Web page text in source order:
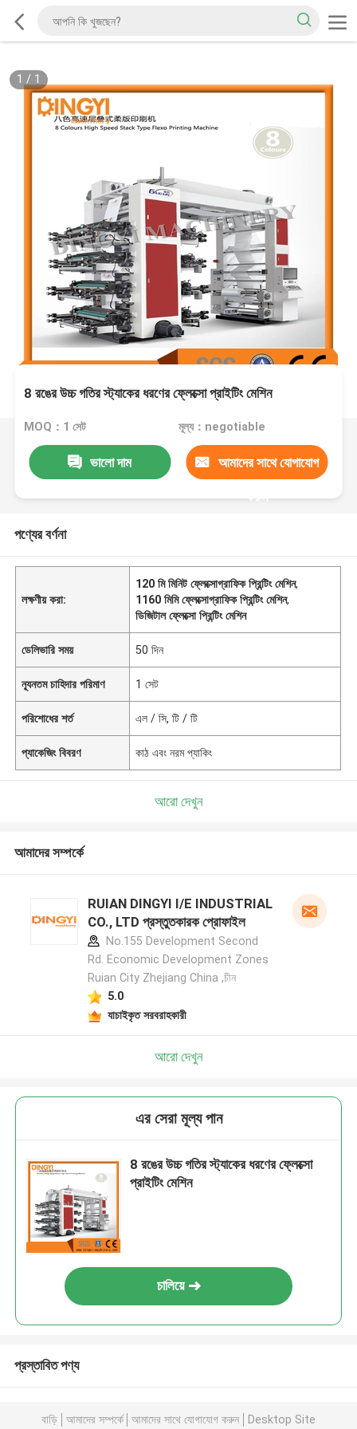
1 / 1
8 রঙের উচ্চ গতির স্ট্যাকের ধরণের ফ্লেক্সো প্রাইটিং মেশিন
MOQ：1 সেট মূল্য：negotiable
ভালো দাম আমাদের সাথে যোগাযোগ
করুন
পণ্যের বর্ণনা
লক্ষণীয় করা:
120 মি মিনিট ফ্লেক্সোগ্রাফিক প্রিন্টিং মেশিন,
1160 মিমি ফ্লেক্সোগ্রাফিক প্রিন্টিং মেশিন,
ডিজিটাল ফ্লেক্সো প্রিন্টিং মেশিন
ডেলিভারি সময় 50 দিন
ন্যূনতম চাহিদার পরিমাণ 1 সেট
পরিশোধের শর্ত এল / সি, টি / টি
প্যাকেজিং বিবরণ কাঠ এবং নরম প্যাকিং
আরো দেখুন
আমাদের সম্পর্কে
RUIAN DINGYI I/E INDUSTRIAL
CO., LTD প্রস্তুতকারক প্রোফাইল
No.155 Development Second
Rd. Economic Development Zones
Ruian City Zhejiang China ,চীন
5.0
যাচাইকৃত সরবরাহকারী
আরো দেখুন
এর সেরা মূল্য পান
8 রঙের উচ্চ গতির স্ট্যাকের ধরণের ফ্লেক্সো
প্রাইটিং মেশিন
চালিয়ে
প্রস্তাবিত পণ্য
বাড়ি আমাদের সম্পর্কে আমাদের সাথে যোগাযোগ করুন Desktop Site